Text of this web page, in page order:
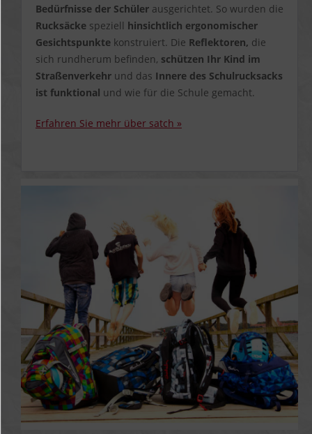
Bedürfnisse der Schüler ausgerichtet. So wurden die
Rucksäcke speziell hinsichtlich ergonomischer
Gesichtspunkte konstruiert. Die Reflektoren, die
sich rundherum befinden, schützen Ihr Kind im
Straßenverkehr und das Innere des Schulrucksacks
ist funktional und wie für die Schule gemacht.
Erfahren Sie mehr über satch »